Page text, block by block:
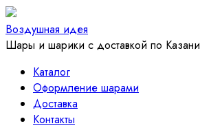
Воздушная идея
Шары и шарики с доставкой по Казани
Каталог
Оформление шарами
Доставка
Контакты